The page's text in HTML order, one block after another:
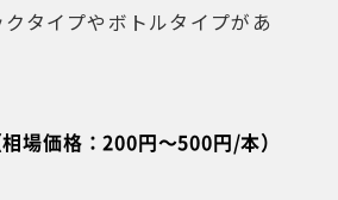
タイプやボトルタイプがあ
場価格：200円〜500円/本）